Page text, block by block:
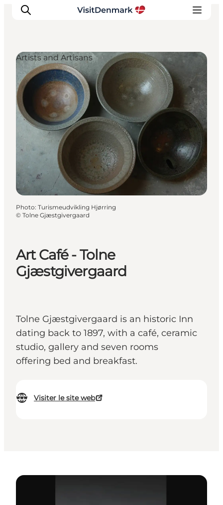
Inspirations
Destinations
Quoi faire
Hébergements
Planifiez votre voyage
Art Café - Tolne
Gjæstgivergaard
Tolne Gjæstgivergaard is an historic Inn
dating back to 1897, with a café, ceramic
studio, gallery and seven rooms
offering bed and breakfast.
Visiter le site web
Artists and Artisans
Photo: Turismeudvikling Hjørring
© Tolne Gjæstgivergaard